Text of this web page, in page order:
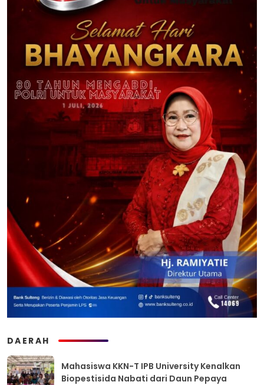
DAERAH
Mahasiswa KKN-T IPB University Kenalkan
Biopestisida Nabati dari Daun Pepaya